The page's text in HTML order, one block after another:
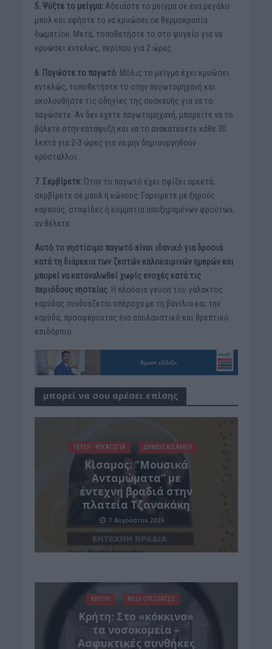
5. Ψύξτε το μείγμα: Αδειάστε το μείγμα σε ένα μεγάλο
μπολ και αφήστε το να κρυώσει σε θερμοκρασία
δωματίου. Μετά, τοποθετήστε το στο ψυγείο για να
κρυώσει εντελώς, περίπου για 2 ώρες.
6. Παγώστε το παγωτό: Μόλις το μείγμα έχει κρυώσει
εντελώς, τοποθετήστε το στην παγωτομηχανή και
ακολουθήστε τις οδηγίες της συσκευής για να το
παγώσετε. Αν δεν έχετε παγωτομηχανή, μπορείτε να το
βάλετε στην κατάψυξη και να το ανακατεύετε κάθε 30
λεπτά για 2-3 ώρες για να μην δημιουργηθούν
κρύσταλλοι.
7. Σερβίρετε: Όταν το παγωτό έχει σφίξει αρκετά,
σερβίρετε σε μπολ ή κώνους. Γαρνίρετε με ξηρούς
καρπούς, σταφίδες ή κομμάτια αποξηραμένων φρούτων,
αν θέλετε.
Αυτό το νηστίσιμο παγωτό είναι ιδανικό για δροσιά
κατά τη διάρκεια των ζεστών καλοκαιρινών ημερών και
μπορεί να καταναλωθεί χωρίς ενοχές κατά τις
περιόδους νηστείας. Η πλούσια γεύση του γάλακτος
καρύδας συνδυάζεται υπέροχα με τη βανίλια και την
καρύδα, προσφέροντας ένα απολαυστικό και θρεπτικό
επιδόρπιο.
μπορεί να σου αρέσει επίσης
ΓΕΎΣΗ - ΨΥΧΑΓΩΓΊΑ ΔΉΜΟΣ ΚΙΣΆΜΟΥ
Κίσαμος: “Μουσικά
Ανταμώματα” με
έντεχνη βραδιά στην
πλατεία Τζανακάκη
7 Αυγούστου 2026
ΚΡΗΤΗ ΝΕΟΙ ΟΡΙΖΟΝΤΕΣ
Κρήτη: Στο «κόκκινο»
τα νοσοκομεία –
Ασφυκτικές συνθήκες